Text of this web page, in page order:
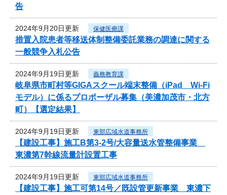
告
2024年9月20日更新 保健医療課
措置入院患者等移送体制整備委託業務の調達に関する
一般競争入札公告
2024年9月19日更新 義務教育課
岐阜県市町村等GIGAスクール端末整備（iPad Wi-Fi
モデル）に係るプロポーザル募集（美濃加茂市・北方
町）【選定結果】
2024年9月19日更新 東部広域水道事務所
【建設工事】施工B第3-2号/大容量送水管整備事業
東濃第7幹線流量計設置工事
2024年9月19日更新 東部広域水道事務所
【建設工事】施工可第14号／既設管更新事業 東濃下